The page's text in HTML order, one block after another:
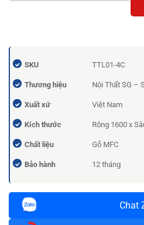
SKU TTL01-4C
Thương hiệu Nội Thất SG –
Xuất xứ Việt Nam
Kích thước Rộng 1600 x
Chất liệu Gỗ MFC
Bảo hành 12 tháng
Chat